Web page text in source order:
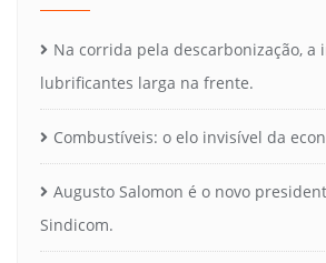
Na corrida pela descarbonização, a
lubrificantes larga na frente.
Combustíveis: o elo invisível da
Augusto Salomon é o novo
Sindicom.